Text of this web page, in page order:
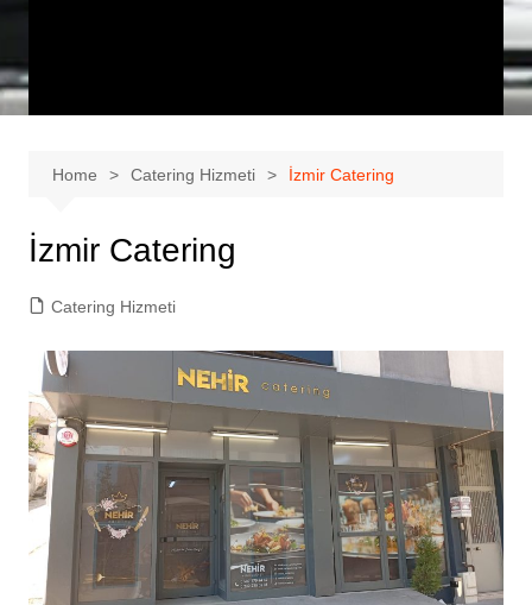
Home Catering Hizmeti İzmir Catering
İzmir Catering
Catering Hizmeti